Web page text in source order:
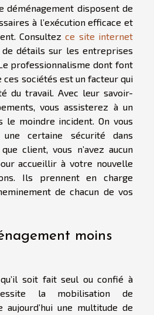
déménagement disposent de
à l’exécution efficace et
Consultezce site internet
détails sur les entreprises
professionnalisme dont font
ces sociétés est un facteur qui
du travail. Avec leur savoir-
vous assisterez à un
le moindre incident. On vous
certaine sécurité dans
client, vous n’avez aucun
accueillir à votre nouvelle
Ils prennent en charge
de chacun de vos
moins
soit fait seul ou confié à
la mobilisation de
aujourd’hui une multitude de